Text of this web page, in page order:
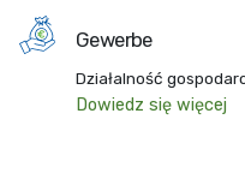
Gewerbe
Działalność
Dowiedz się więcej